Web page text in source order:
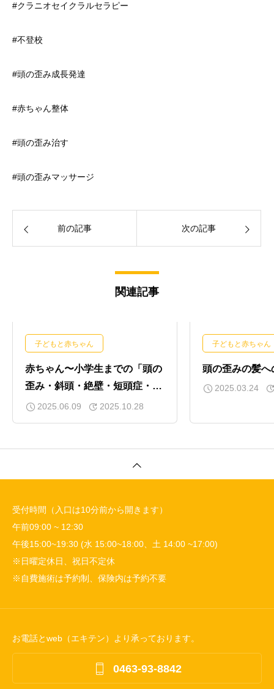
#クラニオセイクラルセラピー
#不登校
#頭の歪み成長発達
#赤ちゃん整体
#頭の歪み治す
#頭の歪みマッサージ
前の記事 次の記事
関連記事
子どもと赤ちゃん
赤ちゃん〜小学生までの「頭の
歪み・斜頭・絶壁・短頭症・向
きグセ・ハチ張り」にお悩みの
2025.06.09 2025.10.28
子どもと赤ちゃん
頭の歪みの髪へ
2025.03.24
受付時間（入口は10分前から開きます）
午前09:00 ~ 12:30
午後15:00~19:30 (水 15:00~18:00、土 14:00 ~17:00)
※日曜定休日、祝日不定休
※自費施術は予約制、保険内は予約不要
お電話とweb（エキテン）より承っております。
 0463-93-8842